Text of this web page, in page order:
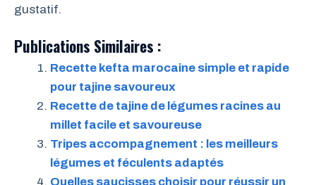
gustatif.
Publications Similaires :
Recette kefta marocaine simple et rapide
pour tajine savoureux
Recette de tajine de légumes racines au
millet facile et savoureuse
Tripes accompagnement : les meilleurs
légumes et féculents adaptés
Quelles saucisses choisir pour réussir un